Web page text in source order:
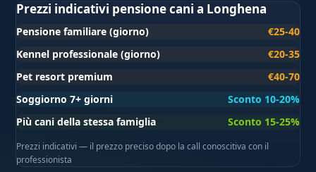
Prezzi indicativi pensione cani a Longhena
Pensione familiare (giorno)
€25-40
Kennel professionale (giorno)
€20-35
Pet resort premium
€40-70
Soggiorno 7+ giorni
Sconto 10-20%
Più cani della stessa famiglia
Sconto 15-25%
Prezzi indicativi — il prezzo preciso dopo la call conoscitiva con il
professionista